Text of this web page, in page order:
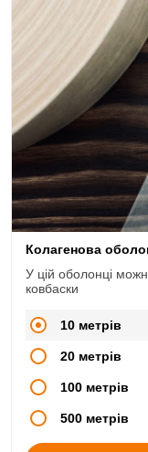
Колагенова
У цій оболонці
10 метрів
20 метрів
100 метрів
500 метрів